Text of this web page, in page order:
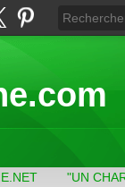
"UN